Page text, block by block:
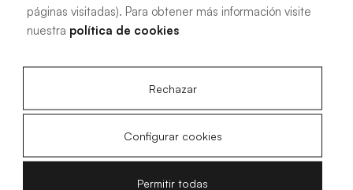
páginas visitadas). Para obtener más información visite
nuestra política de cookies
Rechazar
Configurar cookies
Permitir todas